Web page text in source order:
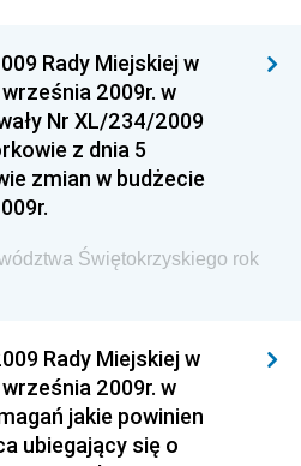
Rozwoju
Infrastruktury i
Gospodarki Morskiej i
Energii
Finansów
Rozwoju i Finansów
Urzędu Górniczego
Urzędu Transportu
Rady Miejskiej w
2009r. w
Nr XL/234/2009
z dnia 5
zmian w budżecie
Świętokrzyskiego rok
Rady Miejskiej w
2009r. w
jakie powinien
ubiegający się o